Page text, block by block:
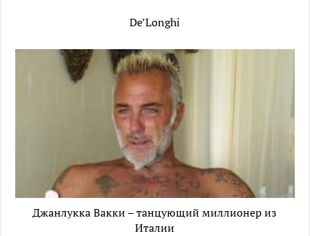
De’Longhi
Джанлукка Вакки – танцующий миллионер из
Италии